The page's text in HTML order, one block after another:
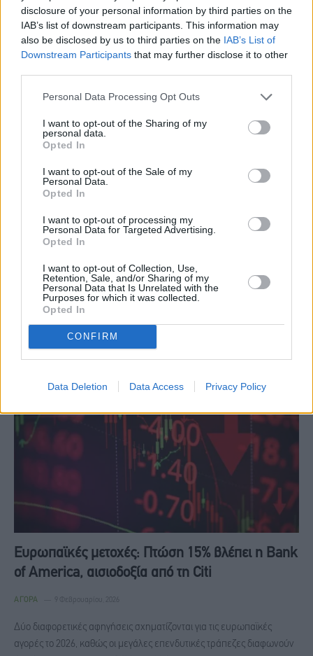
disclosure of your personal information by third parties on the
IAB’s list of downstream participants. This information may
also be disclosed by us to third parties on the IAB’s List of
Downstream Participants that may further disclose it to other
Personal Data Processing Opt Outs
I want to opt-out of the Sharing of my
personal data.
Opted In
I want to opt-out of the Sale of my
Personal Data.
Opted In
I want to opt-out of processing my
Personal Data for Targeted Advertising.
Opted In
I want to opt-out of Collection, Use,
Retention, Sale, and/or Sharing of my
Personal Data that Is Unrelated with the
Purposes for which it was collected.
Opted In
CONFIRM
Data Deletion Data Access Privacy Policy
πολεμικών επιχειρήσεων, σε…
BofA: Τράπεζες, ΟΠΑΠ και Metlen κρατούν την
Ελλάδα στο επενδυτικό προσκήνιο
BUSINESS WORLD 12 Μαρτίου, 2026
Παρά τον γεωπολιτικό θόρυβο που έχει προκαλέσει η νέα ανάφλεξη
Ευρωπαϊκές μετοχές: Πτώση 15% βλέπει η Bank
of America, αισιοδοξία από τη Citi
ΑΓΟΡΆ 9 Φεβρουαρίου, 2026
Δύο διαφορετικές αφηγήσεις σχηματίζονται για τις ευρωπαϊκές
αγορές το 2026, καθώς οι μεγάλες επενδυτικές τράπεζες διαφωνούν